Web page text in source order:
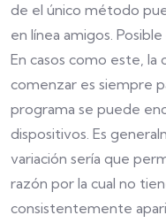
de el único método
en línea amigos.
En casos como este, la
comenzar es siempre
programa se puede
dispositivos. Es
variación sería que
razón por la cual no
consistentemente